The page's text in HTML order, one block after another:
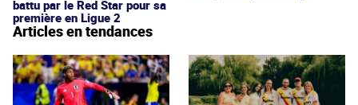
battu par le Red Star pour sa
première en Ligue 2
Articles en tendances